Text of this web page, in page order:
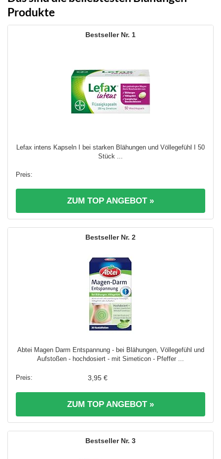
Produkte
1
Lefax intens Kapseln I bei starken Blähungen und Völlegefühl I 50
Stück ...
ZUM TOP ANGEBOT »
2
Abtei Magen Darm Entspannung - bei Blähungen, Völlegefühl und
Aufstoßen - hochdosiert - mit Simeticon - Pfeffer ...
3,95 €
ZUM TOP ANGEBOT »
3